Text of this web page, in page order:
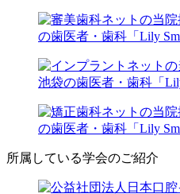
所属している学会のご紹介